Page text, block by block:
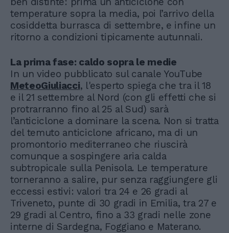
temperature sopra la media, poi l’arrivo della
cosiddetta burrasca di settembre, e infine un
ritorno a condizioni tipicamente autunnali.
La prima fase: caldo sopra le medie
In un video pubblicato sul canale YouTube
MeteoGiuliacci, l'esperto spiega che tra il 18
e il 21 settembre al Nord (con gli effetti che si
protrarranno fino al 25 al Sud) sarà
l’anticiclone a dominare la scena. Non si tratta
del temuto anticiclone africano, ma di un
promontorio mediterraneo che riuscirà
comunque a sospingere aria calda
subtropicale sulla Penisola. Le temperature
torneranno a salire, pur senza raggiungere gli
eccessi estivi: valori tra 24 e 26 gradi al
Triveneto, punte di 30 gradi in Emilia, tra 27 e
29 gradi al Centro, fino a 33 gradi nelle zone
interne di Sardegna, Foggiano e Materano.